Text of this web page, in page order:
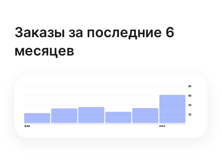
Заказы за последние 6
месяцев
20
40
60
80
фев июл